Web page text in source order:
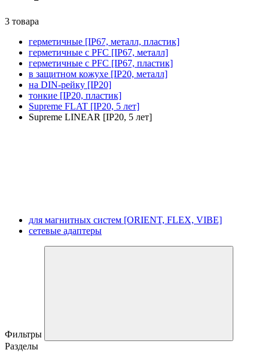
3 товара
герметичные [IP67, металл, пластик]
герметичные с PFC [IP67, металл]
герметичные с PFC [IP67, пластик]
в защитном кожухе [IP20, металл]
на DIN-рейку [IP20]
тонкие [IP20, пластик]
Supreme FLAT [IP20, 5 лет]
Supreme LINEAR [IP20, 5 лет]
для магнитных систем [ORIENT, FLEX, VIBE]
сетевые адаптеры
Фильтры
Разделы